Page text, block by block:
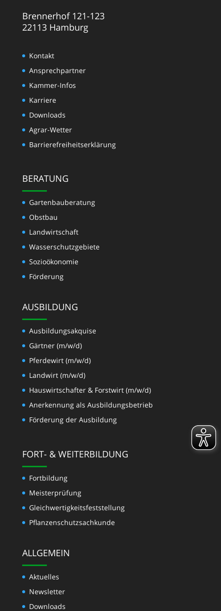
Brennerhof 121-123
22113 Hamburg
Kontakt
Ansprechpartner
Kammer-Infos
Karriere
Downloads
Agrar-Wetter
Barrierefreiheitserklärung
BERATUNG
Gartenbauberatung
Obstbau
Landwirtschaft
Wasserschutzgebiete
Sozioökonomie
Förderung
AUSBILDUNG
Ausbildungsakquise
Gärtner (m/w/d)
Pferdewirt (m/w/d)
Landwirt (m/w/d)
Hauswirtschafter & Forstwirt (m/w/d)
Anerkennung als Ausbildungsbetrieb
Förderung der Ausbildung
FORT- & WEITERBILDUNG
Fortbildung
Meisterprüfung
Gleichwertigkeits­feststellung
Pflanzenschutzsachkunde
ALLGEMEIN
Aktuelles
Newsletter
Downloads